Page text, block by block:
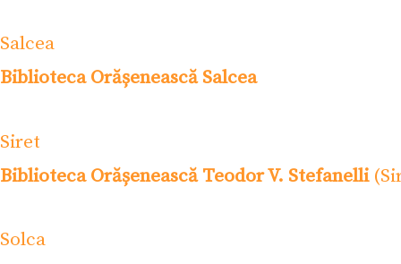
Salcea
Biblioteca Orășenească Salcea
Siret
Biblioteca Orășenească Teodor V. Stefanelli
Solca